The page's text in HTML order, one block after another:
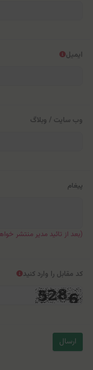
ایمیل
وب سایت / وبلاگ
پیغام
(بعد از تائید مدیر منتشر
کد مقابل را وارد کنید
ارسال